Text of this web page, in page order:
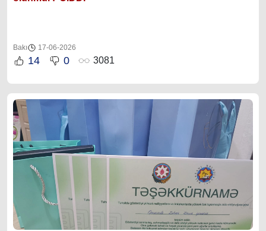
Bakı 17-06-2026
14 0 3081